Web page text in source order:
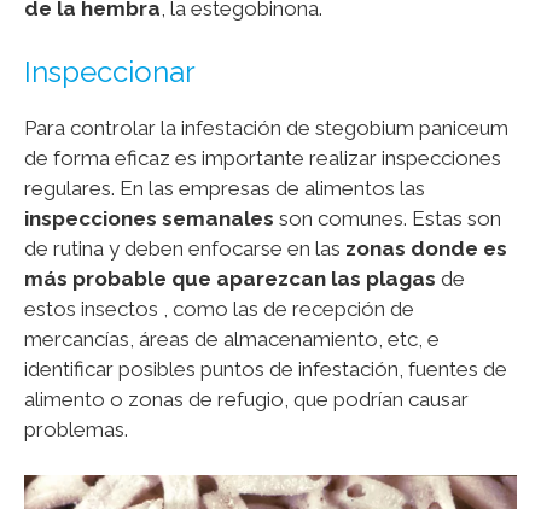
de la hembra, la estegobinona.
Inspeccionar
Para controlar la infestación de stegobium paniceum
de forma eficaz es importante realizar inspecciones
regulares. En las empresas de alimentos las
inspecciones semanales son comunes. Estas son
de rutina y deben enfocarse en las zonas donde es
más probable que aparezcan las plagas de
estos insectos , como las de recepción de
mercancías, áreas de almacenamiento, etc, e
identificar posibles puntos de infestación, fuentes de
alimento o zonas de refugio, que podrían causar
problemas.